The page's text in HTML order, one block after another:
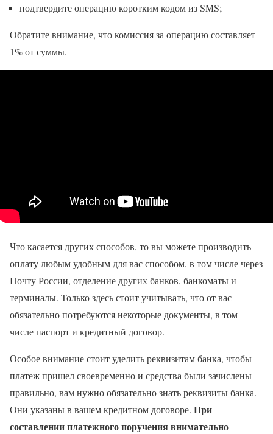
подтвердите операцию коротким кодом из SMS;
Обратите внимание, что комиссия за операцию составляет
1% от суммы.
Что касается других способов, то вы можете производить
оплату любым удобным для вас способом, в том числе через
Почту России, отделение других банков, банкоматы и
терминалы. Только здесь стоит учитывать, что от вас
обязательно потребуются некоторые документы, в том
числе паспорт и кредитный договор.
Особое внимание стоит уделить реквизитам банка, чтобы
платеж пришел своевременно и средства были зачислены
правильно, вам нужно обязательно знать реквизиты банка.
Они указаны в вашем кредитном договоре. При
составлении платежного поручения внимательно